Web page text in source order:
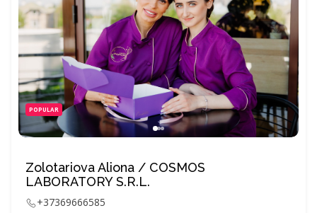
POPULAR
Zolotariova Aliona / COSMOS
LABORATORY S.R.L.
+37369666585